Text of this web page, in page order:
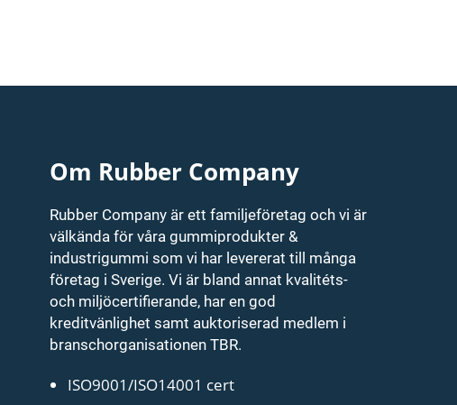
Om Rubber Company
Rubber Company är ett familjeföretag och vi är
välkända för våra gummiprodukter &
industrigummi som vi har levererat till många
företag i Sverige. Vi är bland annat kvalitéts-
och miljöcertifierande, har en god
kreditvänlighet samt auktoriserad medlem i
branschorganisationen TBR.
ISO9001/ISO14001 cert